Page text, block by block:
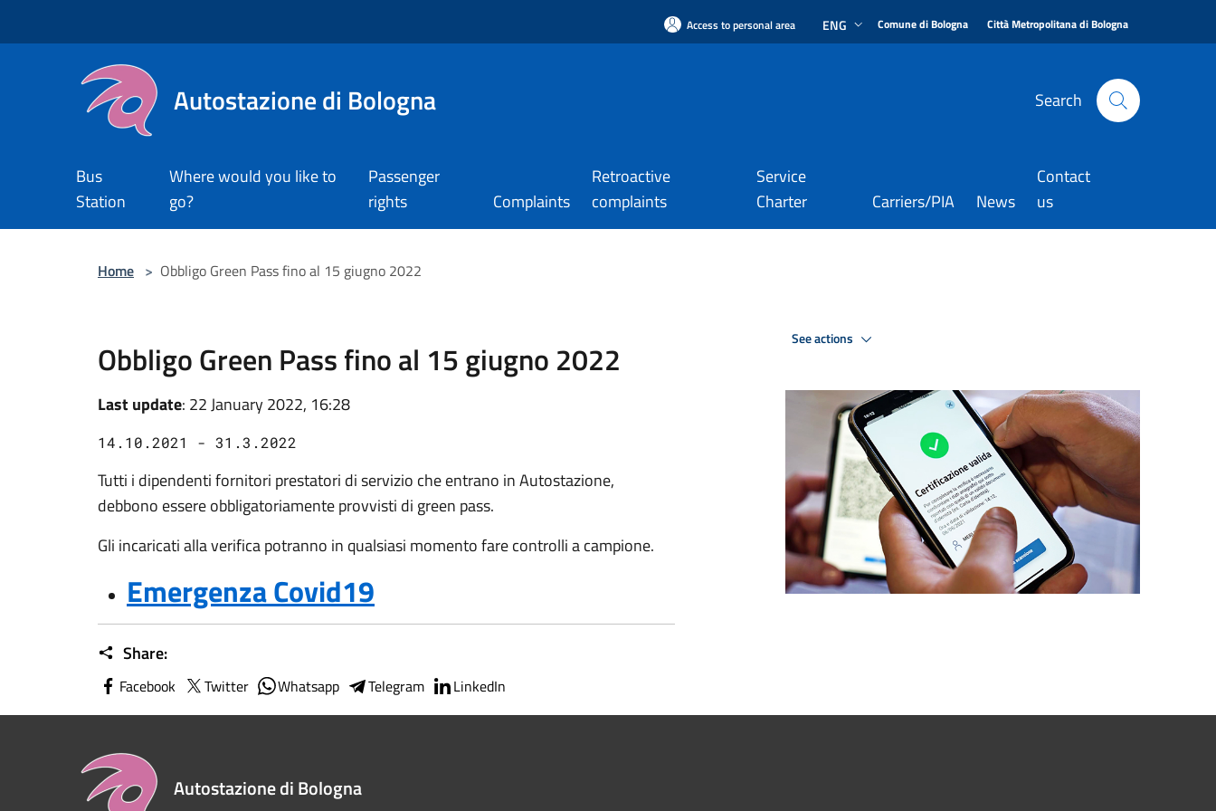
Access to personal area ENG Comune di Bologna Città Metropolitana di Bologna
Autostazione di Bologna Search
Bus
Station
Where would you like to
go?
Passenger
rights
Complaints
Retroactive
complaints
Service
Charter
Carriers/PIA News
Contact
us
Home > Obbligo Green Pass fino al 15 giugno 2022
Obbligo Green Pass fino al 15 giugno 2022
Last update: 22 January 2022, 16:28
14.10.2021 - 31.3.2022
Tutti i dipendenti fornitori prestatori di servizio che entrano in Autostazione,
debbono essere obbligatoriamente provvisti di green pass.
Gli incaricati alla verifica potranno in qualsiasi momento fare controlli a campione.
Emergenza Covid19
Share:
Facebook Twitter Whatsapp Telegram LinkedIn
See actions
Autostazione di Bologna